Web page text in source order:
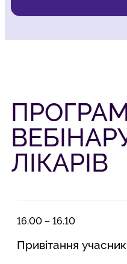
ЛІКАРІВ
16.00 – 16.10
Привітання